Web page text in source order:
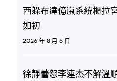
西躲布達億嵐系統櫃拉
如初
2026 年 8 月 8 日
徐靜蕾怨李連杰不解溫